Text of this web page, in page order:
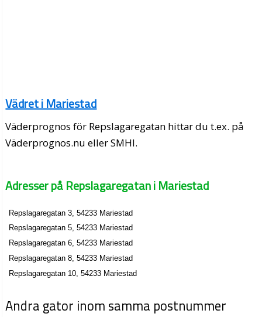
Vädret i Mariestad
Väderprognos för Repslagaregatan hittar du t.ex. på
Väderprognos.nu eller SMHI.
Adresser på Repslagaregatan i Mariestad
Repslagaregatan 3, 54233 Mariestad
Repslagaregatan 5, 54233 Mariestad
Repslagaregatan 6, 54233 Mariestad
Repslagaregatan 8, 54233 Mariestad
Repslagaregatan 10, 54233 Mariestad
Andra gator inom samma postnummer